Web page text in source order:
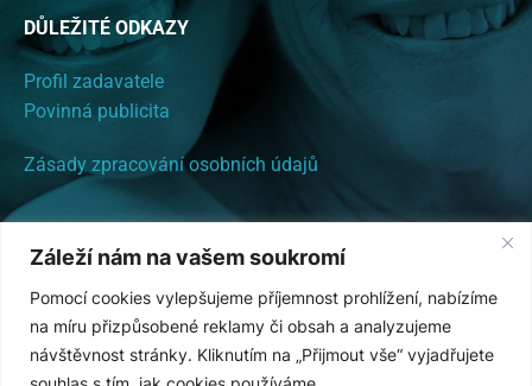
Záleží nám na vašem soukromí
Pomocí cookies vylepšujeme příjemnost prohlížení, nabízíme
na míru přizpůsobené reklamy či obsah a analyzujeme
návštěvnost stránky. Kliknutím na „Přijmout vše“ vyjadřujete
DŮLEŽITÉ ODKAZY
Profil zadavatele
Povinná publicita
Zásady zpracování osobních údajů
ZDRAVOTNÍ A SOCIÁLNÍ SLUŽBY, s. r. o.
Na Chabovci 444, Vřesina u Hlučína, 74720
IČ: 2856160